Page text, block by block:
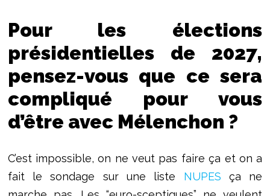
Pour les élections
présidentielles de 2027,
pensez-vous que ce sera
compliqué pour vous
d’être avec Mélenchon ?
C’est impossible, on ne veut pas faire ça et on a
fait le sondage sur une liste NUPES ça ne